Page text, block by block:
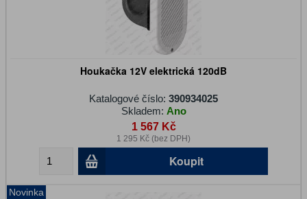
Houkačka 12V elektrická 120dB
Katalogové číslo: 390934025
Skladem: Ano
1 567 Kč
1 295 Kč (bez DPH)
Koupit
Novinka